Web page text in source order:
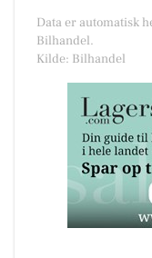
Data er automatisk
Bilhandel.
Kilde: Bilhandel